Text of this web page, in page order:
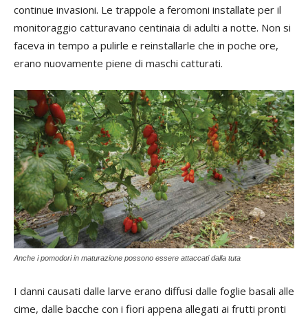
continue invasioni. Le trappole a feromoni installate per il
monitoraggio catturavano centinaia di adulti a notte. Non si
faceva in tempo a pulirle e reinstallarle che in poche ore,
erano nuovamente piene di maschi catturati.
Anche i pomodori in maturazione possono essere attaccati dalla tuta
I danni causati dalle larve erano diffusi dalle foglie basali alle
cime, dalle bacche con i fiori appena allegati ai frutti pronti